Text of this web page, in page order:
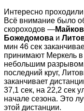
Интересно
Всё внимание было
скороходов —
Божедомова и
мин 46 сек
принимают Меркель
небольшим
последний круг,
заканчивает
37,1 сек, на 22,2 сек
начале сезона. Это
этой дистанции.